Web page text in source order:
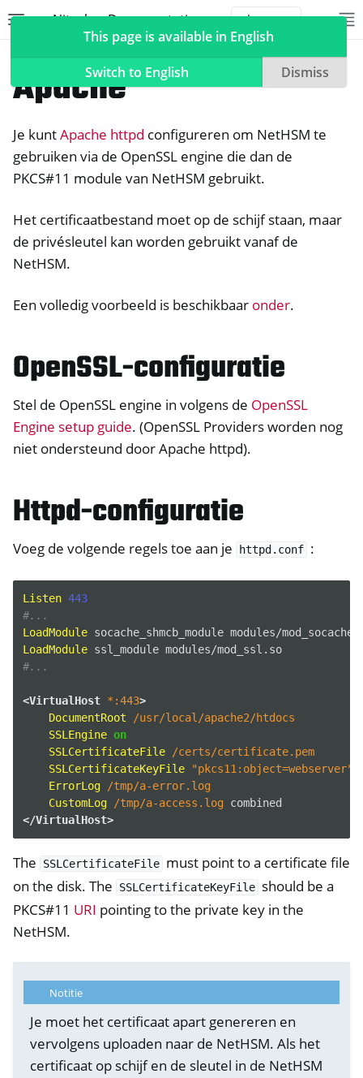
Nitrokey Documentation
navigation of Nitrokeys
navigation of NitroPad, NitroPC
navigation of NextBox
navigation of NetHSM
navigation of Container
navigation of Compatible Software
navigation of NitroWall
navigation of NitroWall NW750
Apache
Je kuntApache httpd configureren om NetHSM te
gebruiken via de OpenSSL engine die dan de
PKCS#11 module van NetHSM gebruikt.
Het certificaatbestand moet op de schijf staan, maar
de privésleutel kan worden gebruikt vanaf de
NetHSM.
Een volledig voorbeeld is beschikbaar onder.
OpenSSL-configuratie
Stel de OpenSSL engine in volgens de OpenSSL
Engine setup guide. (OpenSSL Providers worden nog
niet ondersteund door Apache httpd).
Httpd-configuratie
Voeg de volgende regels toe aan je httpd.conf :
Listen 443
#...
LoadModule socache_shmcb_module
LoadModule ssl_module
#...
<VirtualHost *:443>
DocumentRoot
/usr/local/apache2/htdocs
SSLEngine on
SSLCertificateFile
/certs/certificate.pem
SSLCertificateKeyFile
"pkcs11:object=webserver"
ErrorLog
/tmp/a-error.log
CustomLog
/tmp/a-access.log
</VirtualHost>
The SSLCertificateFile must point to a certificate file
on the disk. The
SSLCertificateKeyFile should be a
PKCS#11 URI pointing to the private key in the
NetHSM.
Notitie
Je moet het certificaat apart genereren en
vervolgens uploaden naar de NetHSM. Als het
certificaat op schijf en de sleutel in de NetHSM
This page is available in English
Switch to English
Dismiss